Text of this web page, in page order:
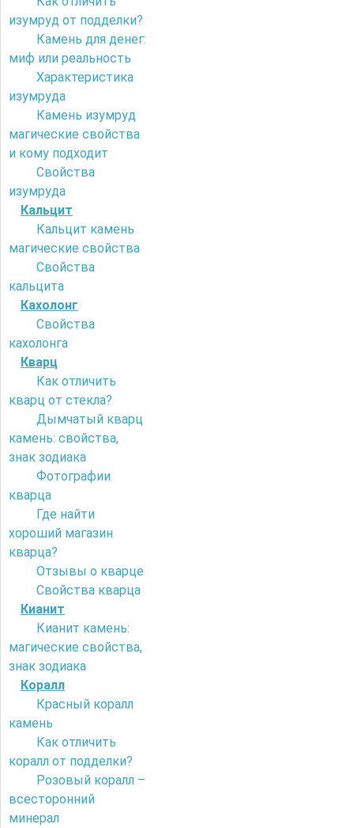
изумруд от подделки?
Камень для денег:
миф или реальность
Характеристика
изумруда
Камень изумруд
магические свойства
и кому подходит
Свойства
изумруда
Кальцит
Кальцит камень
магические свойства
Свойства
кальцита
Кахолонг
Свойства
кахолонга
Кварц
Как отличить
кварц от стекла?
Дымчатый кварц
камень: свойства,
знак зодиака
Фотографии
кварца
Где найти
хороший магазин
кварца?
Отзывы о кварце
Свойства кварца
Кианит
Кианит камень:
магические свойства,
знак зодиака
Коралл
Красный коралл
камень
Как отличить
коралл от подделки?
Розовый коралл –
всесторонний
минерал